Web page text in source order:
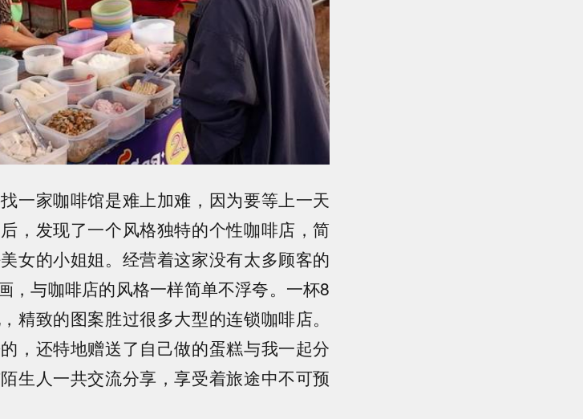
一家咖啡馆是难上加难，因为要等上一天
，发现了一个风格独特的个性咖啡店，简
女的小姐姐。经营着这家没有太多顾客的
，与咖啡店的风格一样简单不浮夸。一杯8
精致的图案胜过很多大型的连锁咖啡店。
，还特地赠送了自己做的蛋糕与我一起分
生人一共交流分享，享受着旅途中不可预